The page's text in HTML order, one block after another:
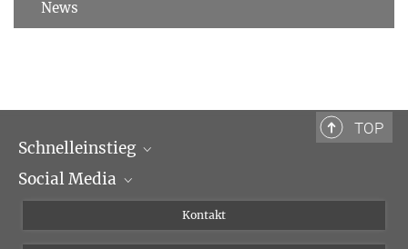
News
TOP
Schnelleinstieg
Wissenschaftliche Abteilungen
Social Media
Instagram
Kontakt